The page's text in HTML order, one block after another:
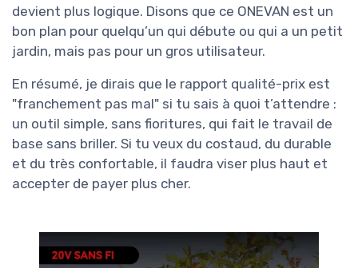
devient plus logique. Disons que ce ONEVAN est un
bon plan pour quelqu’un qui débute ou qui a un petit
jardin, mais pas pour un gros utilisateur.
En résumé, je dirais que le rapport qualité-prix est
"franchement pas mal" si tu sais à quoi t’attendre :
un outil simple, sans fioritures, qui fait le travail de
base sans briller. Si tu veux du costaud, du durable
et du très confortable, il faudra viser plus haut et
accepter de payer plus cher.